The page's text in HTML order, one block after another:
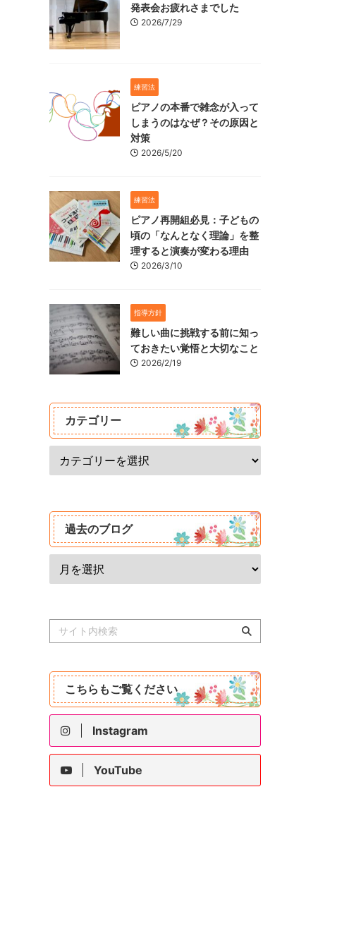
発表会お疲れさまでした
2026/7/29
練習法
ピアノの本番で雑念が入って
しまうのはなぜ？その原因と
対策
2026/5/20
練習法
ピアノ再開組必見：子どもの
頃の「なんとなく理論」を整
理すると演奏が変わる理由
2026/3/10
指導方針
難しい曲に挑戦する前に知っ
ておきたい覚悟と大切なこと
2026/2/19
カテゴリー
過去のブログ
こちらもご覧ください
Instagram
YouTube